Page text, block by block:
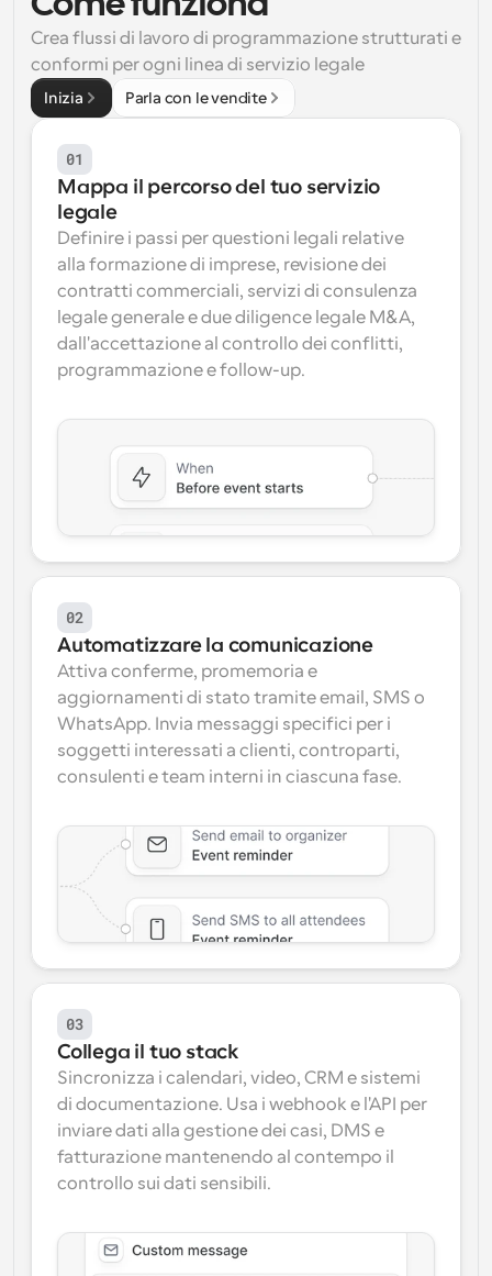
Flussi di lavoro
Automatizzare la pianificazione e i promemoria
Blog
Rimani aggiornato con le ultime notizie e aggiornamenti
Riunioni Instantanee
Incontrare i clienti in pochi minuti
Link di Gruppo Dinamico
Prenota senza sforzo riunioni con più persone
Webhook
Ricevi una notifica quando succede qualcosa
Crea flussi di lavoro di programmazione strutturati e
conformi per ogni linea di servizio legale
Inizia Parla con le vendite
01
Mappa il percorso del tuo servizio
legale
Definire i passi per questioni legali relative
alla formazione di imprese, revisione dei
contratti commerciali, servizi di consulenza
legale generale e due diligence legale M&A,
dall'accettazione al controllo dei conflitti,
programmazione e follow-up.
02
Automatizzare la comunicazione
Attiva conferme, promemoria e
aggiornamenti di stato tramite email, SMS o
WhatsApp. Invia messaggi specifici per i
soggetti interessati a clienti, controparti,
consulenti e team interni in ciascuna fase.
03
Collega il tuo stack
Sincronizza i calendari, video, CRM e sistemi
di documentazione. Usa i webhook e l'API per
inviare dati alla gestione dei casi, DMS e
fatturazione mantenendo al contempo il
controllo sui dati sensibili.